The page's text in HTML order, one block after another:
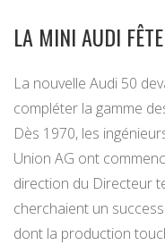
LA MINI AUDI
La nouvelle Audi 50
compléter la gamme
Dès 1970, les
Union AG ont
direction du Directeur
cherchaient un
dont la production